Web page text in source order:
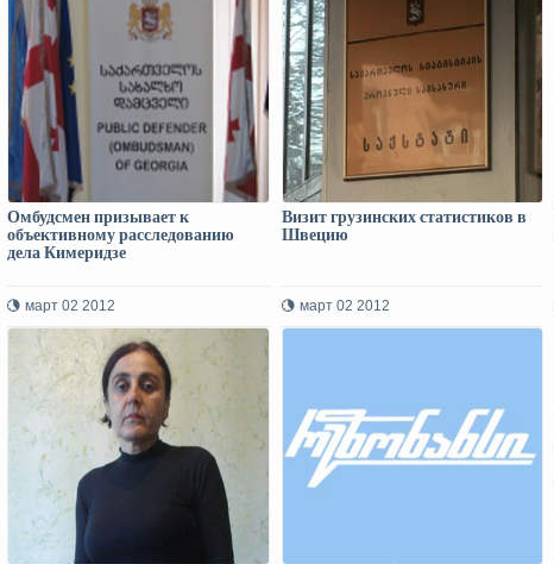
Омбудсмен призывает к
объективному расследованию
дела Кимеридзе
март 02 2012
Визит грузинских статистиков в
Швецию
март 02 2012